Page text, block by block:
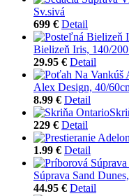
Sv.sivá
699 € Detail
Bielizeň Iris, 140/
29.95 € Detail
Alex Design, 40/
8.99 € Detail
229 € Detail
1.99 € Detail
Súprava Sand
44.95 € Detail